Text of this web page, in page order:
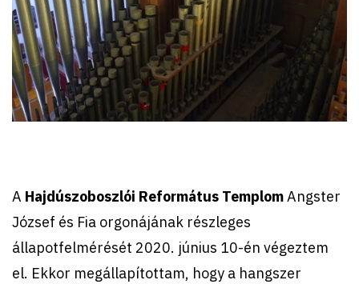
A Hajdúszoboszlói Református TemplomAngster
József és Fia orgonájának részleges
állapotfelmérését 2020. június 10-én végeztem
el. Ekkor megállapítottam, hogy a hangszer